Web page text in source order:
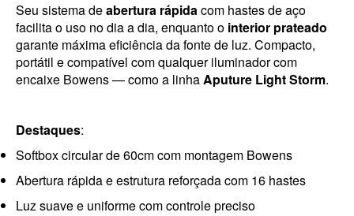
Seu sistema deabertura rápidacom hastes de aço
facilita o uso no dia a dia, enquanto o interior prateado
garante máxima eficiência da fonte de luz. Compacto,
portátil e compatível com qualquer iluminador com
encaixe Bowens — como a linhaAputure Light Storm.
Destaques:
Softbox circular de 60cm com montagem Bowens
Abertura rápida e estrutura reforçada com 16 hastes
Luz suave e uniforme com controle preciso